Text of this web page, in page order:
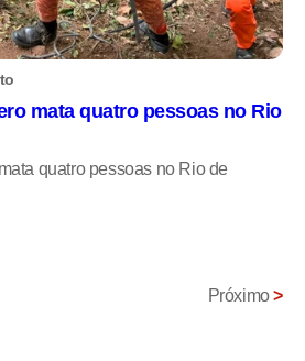
mata quatro pessoas no Rio
quatro pessoas no Rio de
Próximo>